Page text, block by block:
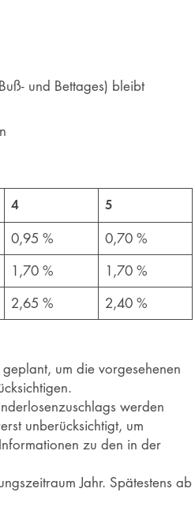
und Bettages) bleibt
4 5
0,95 %
0,70 %
1,70 %
1,70 %
2,65 %
2,40 %
um die vorgesehenen
werden
unberücksichtigt, um
zu den in der
Jahr. Spätestens ab